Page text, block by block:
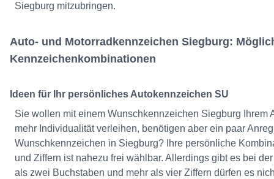
Siegburg mitzubringen.
Auto- und Motorradkennzeichen Siegburg:
Kennzeichenkombinationen
Ideen für Ihr persönliches Autokennzeichen SU
Sie wollen mit einem Wunschkennzeichen Siegburg Ihrem
mehr Individualität verleihen, benötigen aber ein paar
Wunschkennzeichen in Siegburg? Ihre persönliche
und Ziffern ist nahezu frei wählbar. Allerdings gibt es bei
als zwei Buchstaben und mehr als vier Ziffern dürfen es